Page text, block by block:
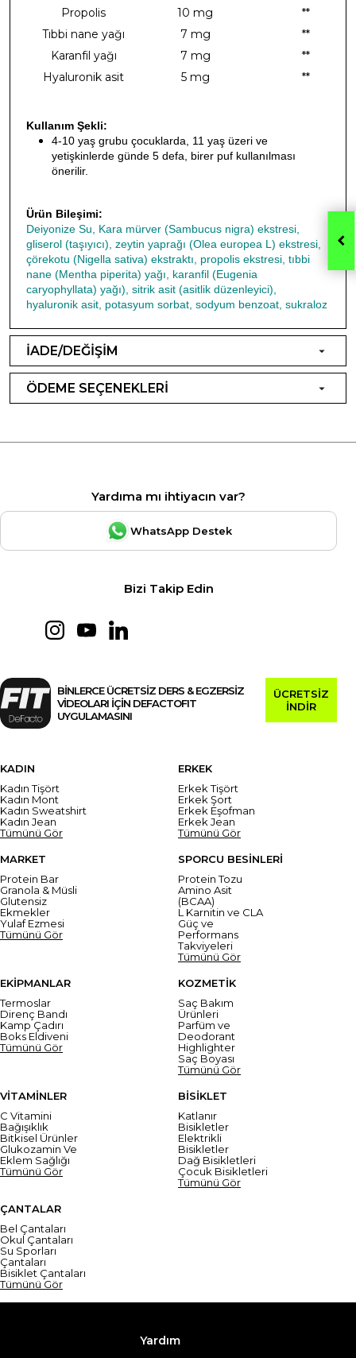
Propolis
10 mg
**
Tıbbi nane yağı
7 mg
**
Karanfil yağı
7 mg
**
Hyaluronik asit
5 mg **
Kullanım Şekli:
4-10 yaş grubu çocuklarda, 11 yaş üzeri ve
yetişkinlerde günde 5 defa, birer puf kullanılması
önerilir.
Ürün Bileşimi:
Deiyonize Su, Kara mürver (Sambucus nigra) ekstresi,
gliserol (taşıyıcı), zeytin yaprağı (Olea europea L) ekstresi,
çörekotu (Nigella sativa) ekstraktı, propolis ekstresi, tıbbi
nane (Mentha piperita) yağı, karanfil (Eugenia
caryophyllata) yağı), sitrik asit (asitlik düzenleyici),
hyaluronik asit, potasyum sorbat, sodyum benzoat, sukraloz
İADE/DEĞİŞİM
ÖDEME SEÇENEKLERİ
Yardıma mı ihtiyacın var?
WhatsApp Destek
Bizi Takip Edin
BİNLERCE ÜCRETSİZ DERS & EGZERSİZ
VİDEOLARI İÇİN DEFACTOFIT
UYGULAMASINI
ÜCRETSİZ
İNDİR
KADIN
Kadın Tişört
Kadın Mont
Kadın Sweatshirt
Kadın Jean
Tümünü Gör
ERKEK
Erkek Tişört
Erkek Şort
Erkek Eşofman
Erkek Jean
Tümünü Gör
MARKET
Protein Bar
Granola & Müsli
Glutensiz
Ekmekler
Yulaf Ezmesi
Tümünü Gör
SPORCU BESİNLERİ
Protein Tozu
Amino Asit
(BCAA)
L Karnitin ve CLA
Güç ve
Performans
Takviyeleri
Tümünü Gör
EKİPMANLAR
Termoslar
Direnç Bandı
Kamp Çadırı
Boks Eldiveni
Tümünü Gör
KOZMETİK
Saç Bakım
Ürünleri
Parfüm ve
Deodorant
Highlighter
Saç Boyası
Tümünü Gör
VİTAMİNLER
C Vitamini
Bağışıklık
Bitkisel Ürünler
Glukozamin Ve
Eklem Sağlığı
Tümünü Gör
BİSİKLET
Katlanır
Bisikletler
Elektrikli
Bisikletler
Dağ Bisikletleri
Çocuk Bisikletleri
Tümünü Gör
ÇANTALAR
Bel Çantaları
Okul Çantaları
Su Sporları
Çantaları
Bisiklet Çantaları
Tümünü Gör
Yardım